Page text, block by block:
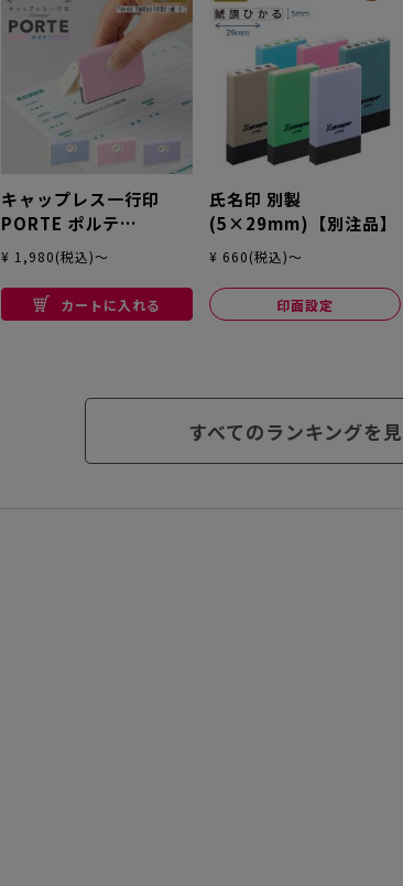
キャップレス一行印
PORTE ポルテ
(5×60mm) ヨコ【別
注品】
¥ 1,980(税込)～
カートに入れる
氏名印 別製
(5×29mm)【別注品】
¥ 660(税込)～
印面設定
すべてのランキングを